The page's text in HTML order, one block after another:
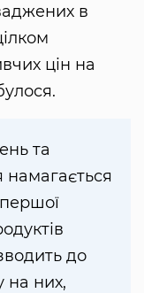
в
цін на
та
намагається
до
на них,